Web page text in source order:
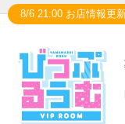
8/6 21:00 お店情報更